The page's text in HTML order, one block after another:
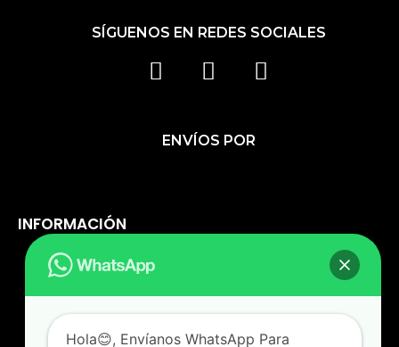
INFORMACIÓN
Política De Privacidad
Cambios Y Devoluciones
SÍGUENOS EN REDES SOCIALES
F
C
E
O
I
S
T
R
T
ENVÍOS POR
Hola😊, Envíanos WhatsApp Para